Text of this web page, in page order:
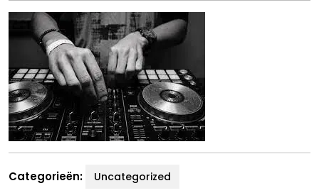
Categorieën: Uncategorized